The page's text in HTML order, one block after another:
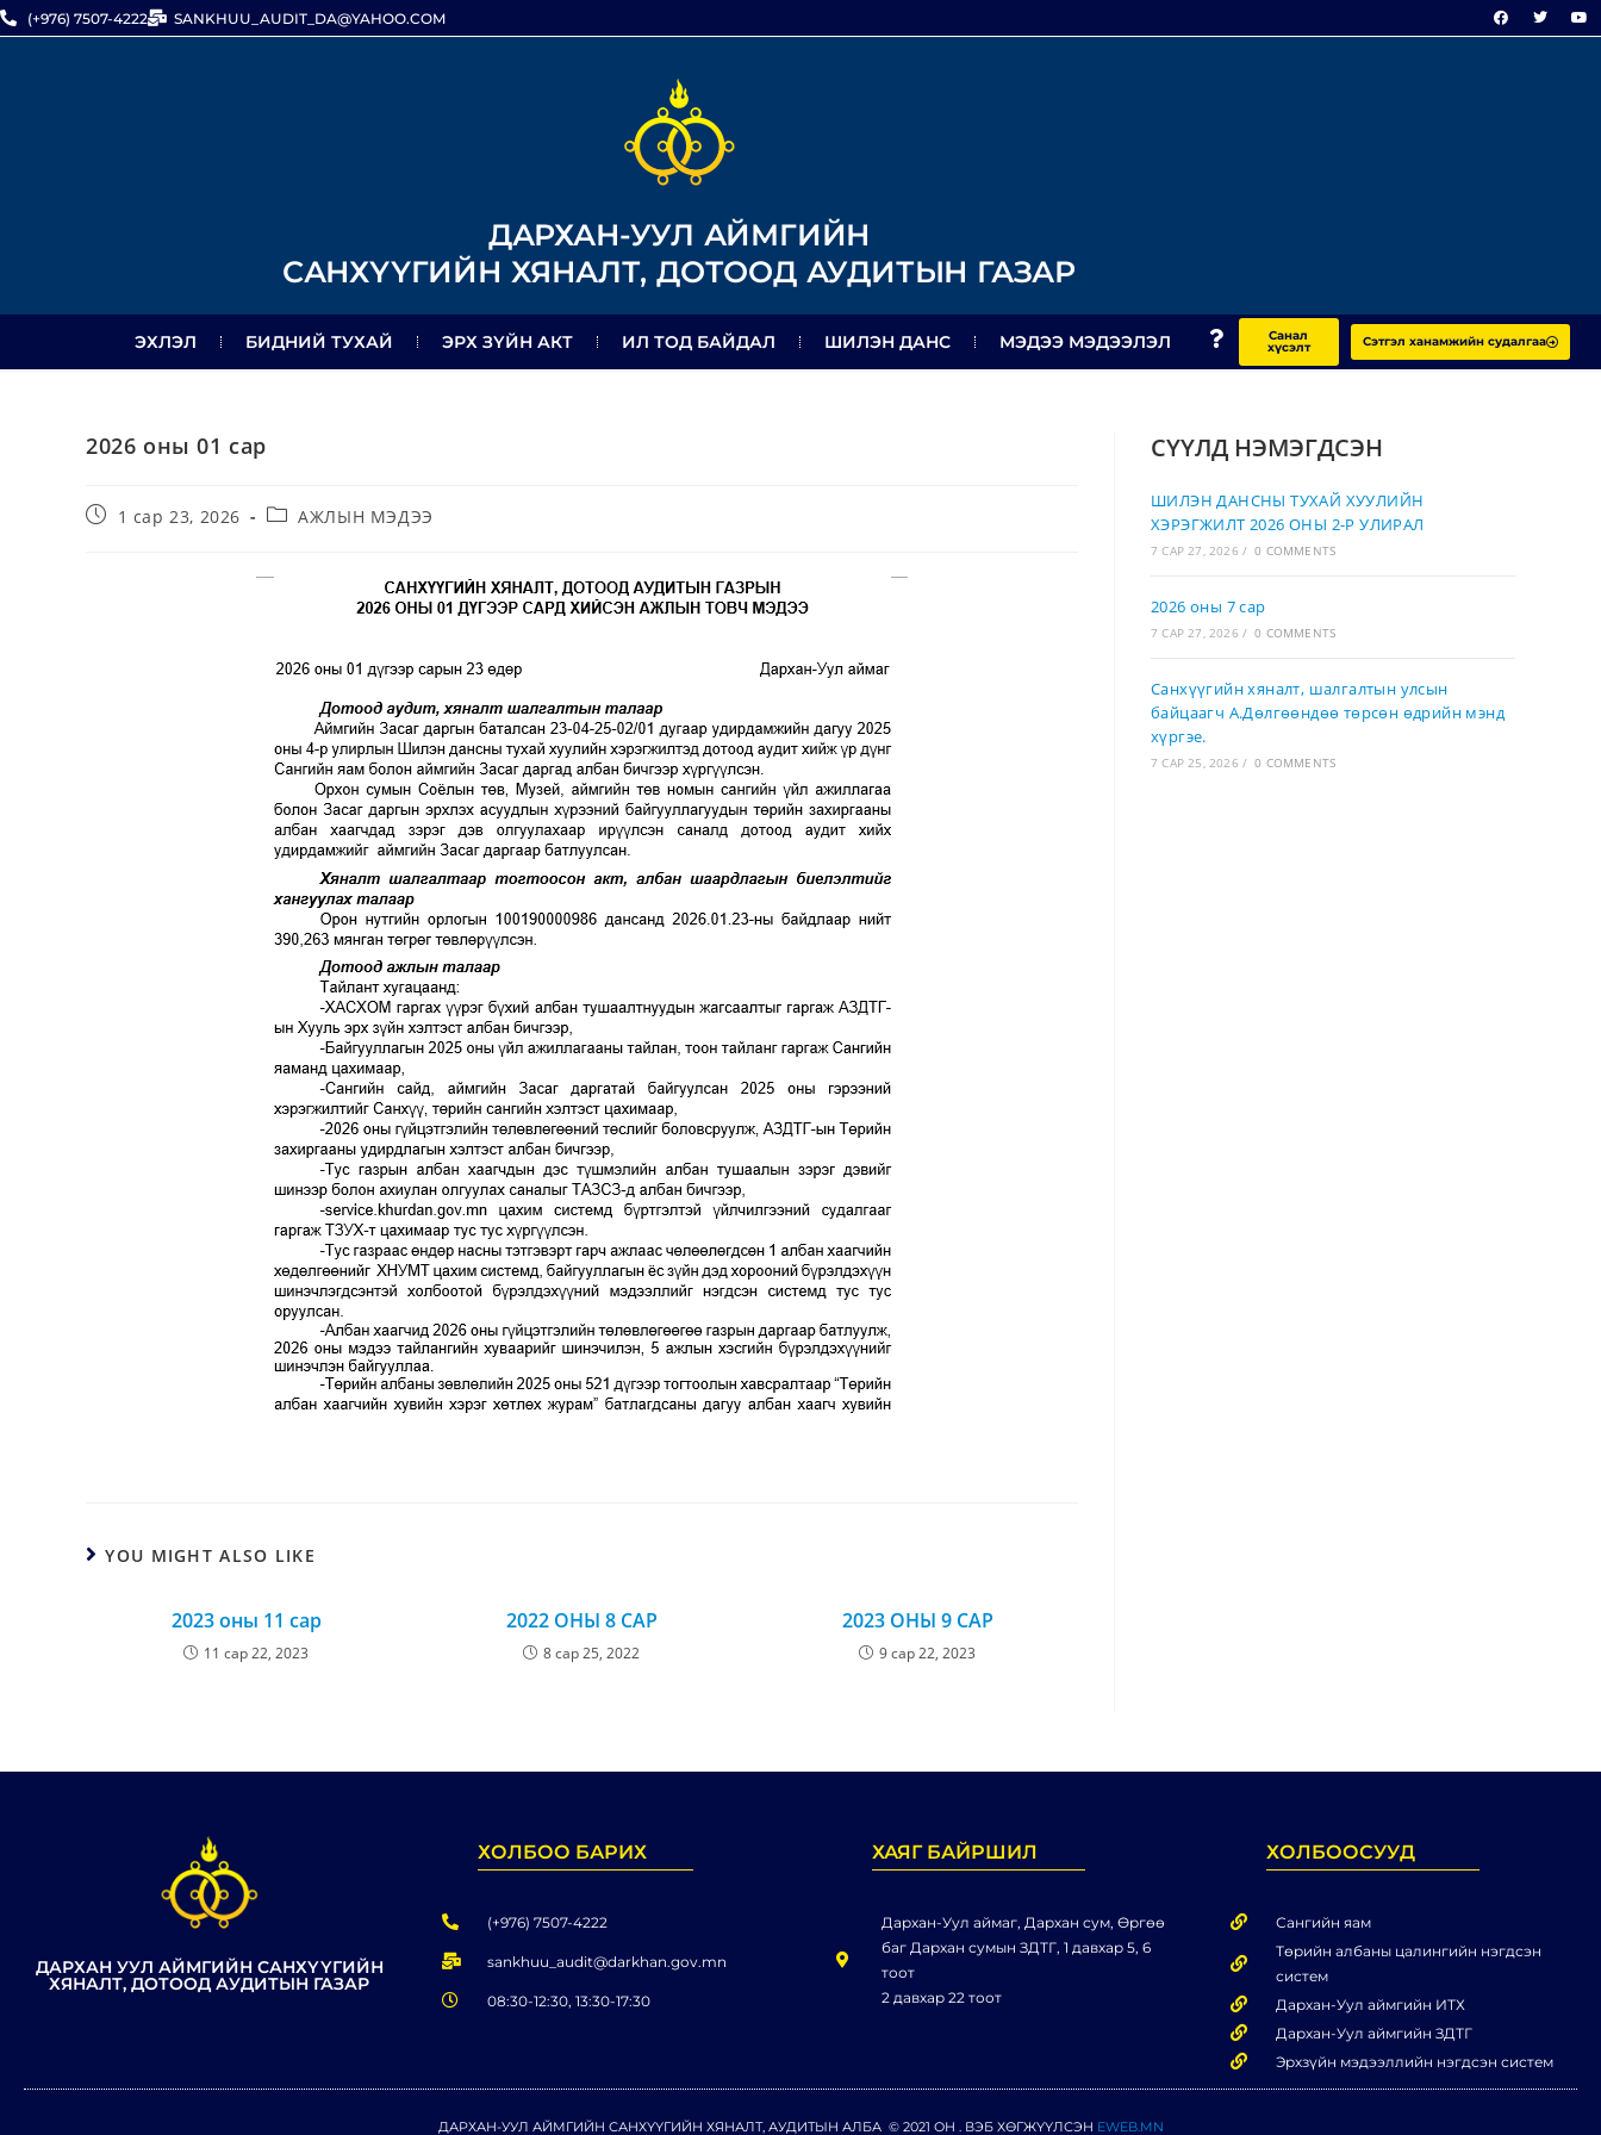
(+976) 7507-4222 SANKHUU_AUDIT_DA@YAHOO.COM
ДАРХАН-УУЛ АЙМГИЙН
САНХҮҮГИЙН ХЯНАЛТ, ДОТООД АУДИТЫН ГАЗАР
ЭХЛЭЛ БИДНИЙ ТУХАЙ ЭРХ ЗҮЙН АКТ ИЛ ТОД БАЙДАЛ ШИЛЭН ДАНС МЭДЭЭ МЭДЭЭЛЭЛ Санал
хүсэлт Сэтгэл ханамжийн судалгаа
2026 оны 01 сар
1 сар 23, 2026 АЖЛЫН МЭДЭЭ
YOU MIGHT ALSO LIKE
2023 оны 11 сар
11 сар 22, 2023
2022 ОНЫ 8 САР
8 сар 25, 2022
2023 ОНЫ 9 САР
9 сар 22, 2023
СҮҮЛД НЭМЭГДСЭН
ШИЛЭН ДАНСНЫ ТУХАЙ ХУУЛИЙН
ХЭРЭГЖИЛТ 2026 ОНЫ 2-Р УЛИРАЛ
7 САР 27, 2026 / 0 COMMENTS
2026 оны 7 сар
7 САР 27, 2026 / 0 COMMENTS
Санхүүгийн хяналт, шалгалтын улсын
байцаагч А.Дөлгөөндөө төрсөн өдрийн мэнд
хүргэе.
7 САР 25, 2026 / 0 COMMENTS
ДАРХАН УУЛ АЙМГИЙН САНХҮҮГИЙН
ХЯНАЛТ, ДОТООД АУДИТЫН ГАЗАР
ХОЛБОО БАРИХ
(+976) 7507-4222
sankhuu_audit@darkhan.gov.mn
08:30-12:30, 13:30-17:30
ХАЯГ БАЙРШИЛ
Дархан-Уул аймаг, Дархан сум, Өргөө
баг Дархан сумын ЗДТГ, 1 давхар 5, 6
тоот
2 давхар 22 тоот
ХОЛБООСУУД
Сангийн яам
Төрийн албаны цалингийн нэгдсэн
систем
Дархан-Уул аймгийн ИТХ
Дархан-Уул аймгийн ЗДТГ
Эрхзүйн мэдээллийн нэгдсэн систем
ДАРХАН-УУЛ АЙМГИЙН САНХҮҮГИЙН ХЯНАЛТ, АУДИТЫН АЛБА © 2021 ОН . ВЭБ ХӨГЖҮҮЛСЭН EWEB.MN